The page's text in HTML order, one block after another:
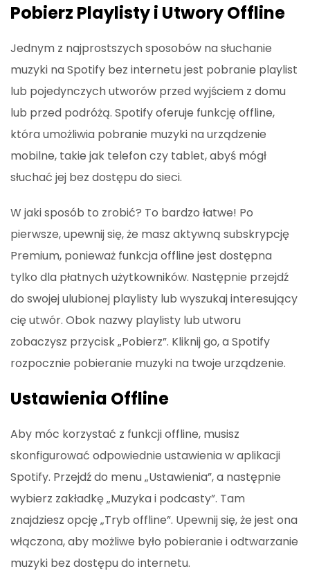
Pobierz Playlisty i Utwory Offline
Jednym z najprostszych sposobów na słuchanie
muzyki na Spotify bez internetu jest pobranie playlist
lub pojedynczych utworów przed wyjściem z domu
lub przed podróżą. Spotify oferuje funkcję offline,
która umożliwia pobranie muzyki na urządzenie
mobilne, takie jak telefon czy tablet, abyś mógł
słuchać jej bez dostępu do sieci.
W jaki sposób to zrobić? To bardzo łatwe! Po
pierwsze, upewnij się, że masz aktywną subskrypcję
Premium, ponieważ funkcja offline jest dostępna
tylko dla płatnych użytkowników. Następnie przejdź
do swojej ulubionej playlisty lub wyszukaj interesujący
cię utwór. Obok nazwy playlisty lub utworu
zobaczysz przycisk „Pobierz”. Kliknij go, a Spotify
rozpocznie pobieranie muzyki na twoje urządzenie.
Ustawienia Offline
Aby móc korzystać z funkcji offline, musisz
skonfigurować odpowiednie ustawienia w aplikacji
Spotify. Przejdź do menu „Ustawienia”, a następnie
wybierz zakładkę „Muzyka i podcasty”. Tam
znajdziesz opcję „Tryb offline”. Upewnij się, że jest ona
włączona, aby możliwe było pobieranie i odtwarzanie
muzyki bez dostępu do internetu.